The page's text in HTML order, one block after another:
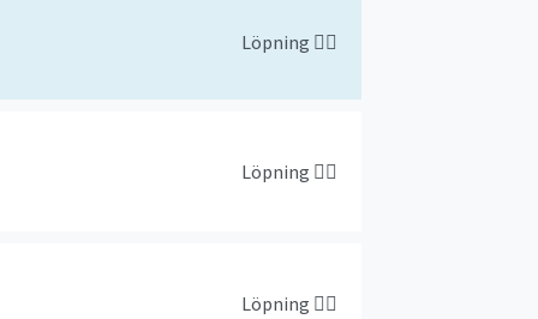
Löpning 🏃‍♀️
Löpning 🏃‍♀️
Löpning 🏃‍♀️